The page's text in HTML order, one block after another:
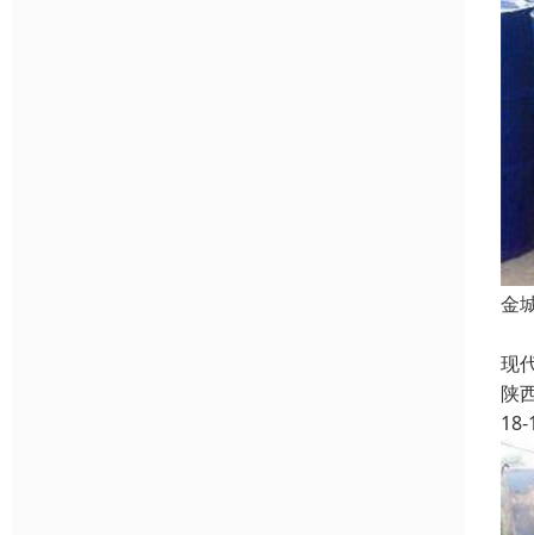
金
现
陕
18-